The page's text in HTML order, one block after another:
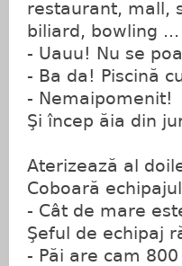
restaurant, mall,
biliard, bowling
- Uauu! Nu se
- Ba da! Piscină
- Nemaipomenit!
Şi încep ăia din
Aterizează al
Coboară
- Cât de mare
Şeful de echipaj
- Păi are cam